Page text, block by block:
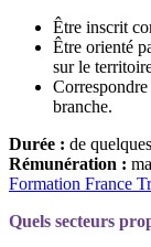
Être inscrit
Être orienté
sur le
branche.
Durée : de
Rémunération :
Formation France
Quels secteurs